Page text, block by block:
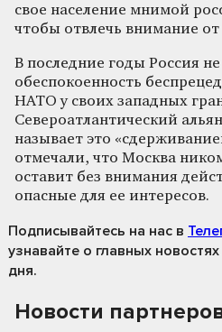
свое население мнимой
чтобы отвлечь внимание
В последние годы Россия
обеспокоенность
НАТО у своих западных
Североатлантический
называет это
отмечали, что Москва
оставит без внимания
опасные для ее интересов.
Подписывайтесь на нас в
узнавайте о главных
дня.
Новости